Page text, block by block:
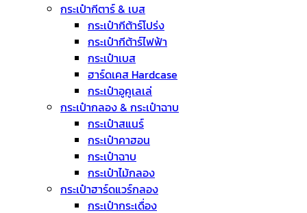
กระเป๋ากีตาร์ & เบส
กระเป๋ากีต้าร์โปร่ง
กระเป๋ากีต้าร์ไฟฟ้า
กระเป๋าเบส
ฮาร์ดเคส Hardcase
กระเป๋าอูคูเลเล่
กระเป๋ากลอง & กระเป๋าฉาบ
กระเป๋าสแนร์
กระเป๋าคาฮอน
กระเป๋าฉาบ
กระเป๋าไม้กลอง
กระเป๋าฮาร์ดแวร์กลอง
กระเป๋ากระเดื่อง